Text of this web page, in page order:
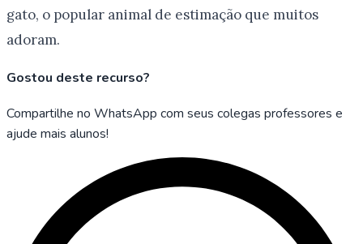
gato, o popular animal de estimação que muitos
adoram.
Gostou deste recurso?
Compartilhe no WhatsApp com seus colegas professores e
ajude mais alunos!